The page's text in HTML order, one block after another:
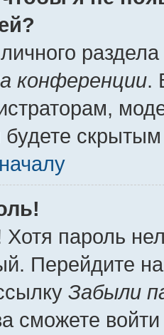
конференции.
пароль
Перейдите
Забыли
сможете